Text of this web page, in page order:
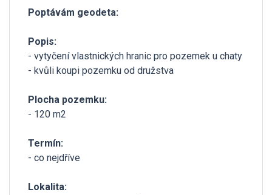
Poptávám geodeta:
Popis:
- vytyčení vlastnických hranic pro pozemek u chaty
- kvůli koupi pozemku od družstva
Plocha pozemku:
- 120 m2
Termín:
- co nejdříve
Lokalita: